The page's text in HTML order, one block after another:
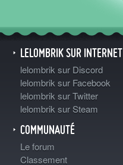
LELOMBRIK SUR INTERNET
lelombrik sur Discord
lelombrik sur Facebook
lelombrik sur Twitter
lelombrik sur Steam
COMMUNAUTÉ
Le forum
Classement